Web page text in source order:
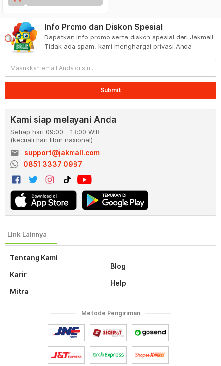
Tentang Kami
Karir
Mitra
Blog
Help
Info Promo dan Diskon Spesial
Dapatkan info promo serta diskon spesial dari Jakmall.
Tidak ada spam, kami menghargai privasi Anda
Submit
Kami siap melayani Anda
Setiap hari 09:00 - 18:00 WIB
(kecuali hari libur nasional)
email
support@jakmall.com
0851 3337 0987
Metode Pengiriman